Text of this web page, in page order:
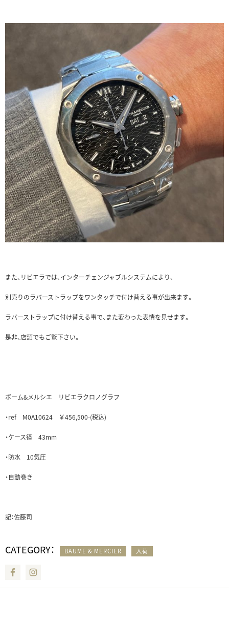
また、リビエラでは、インターチェンジャブルシステムにより、
別売りのラバーストラップをワンタッチで付け替える事が出来ます。
ラバーストラップに付け替える事で、また変わった表情を見せます。
是非、店頭でもご覧下さい。
ボーム&メルシエ リビエラクロノグラフ
・ref M0A10624 ￥456,500-(税込)
・ケース径 43mm
・防水 10気圧
・自動巻き
記：佐藤司
CATEGORY： BAUME & MERCIER 入荷
Facebook